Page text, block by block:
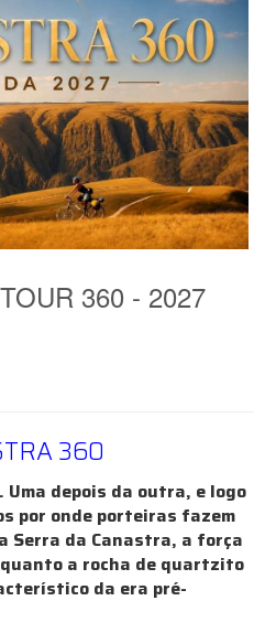
360 - 2027
360
depois da outra, e logo
por onde porteiras fazem
Serra da Canastra, a força
a rocha de quartzito
da era pré-